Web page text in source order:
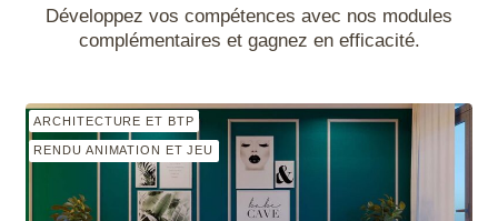
Développez vos compétences avec nos modules
complémentaires et gagnez en efficacité.
ARCHITECTURE ET BTP
RENDU ANIMATION ET JEU